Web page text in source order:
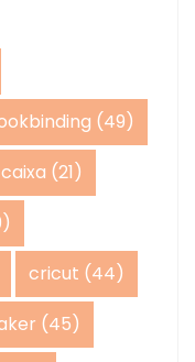
(49)
caixa (21)
cricut (44)
(45)